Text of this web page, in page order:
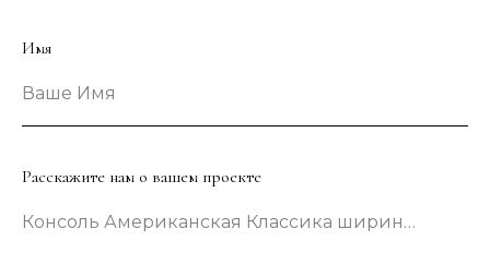
Имя
Ваше Имя
Расскажите нам о вашем проекте
Консоль Американская Классика шириной 133 сантиметра в зеленом цвете